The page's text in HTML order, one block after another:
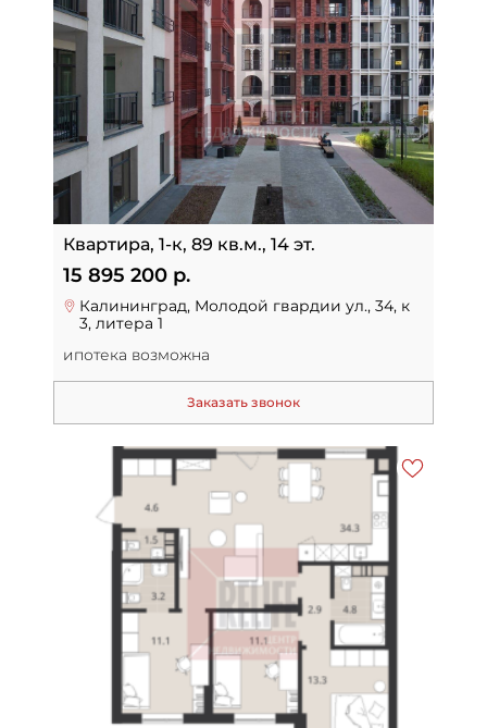
Квартира, 1-к, 89 кв.м., 14 эт.
15 895 200 р.
Калининград, Молодой гвардии ул., 34, к
3, литера 1
ипотека возможна
Заказать звонок